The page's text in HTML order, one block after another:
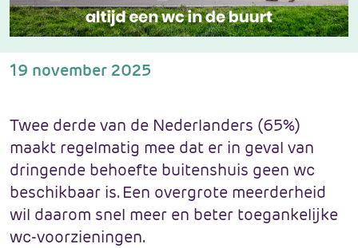
19 november 2025
Twee derde van de Nederlanders (65%)
maakt regelmatig mee dat er in geval van
dringende behoefte buitenshuis geen wc
beschikbaar is. Een overgrote meerderheid
wil daarom snel meer en beter toegankelijke
wc-voorzieningen.